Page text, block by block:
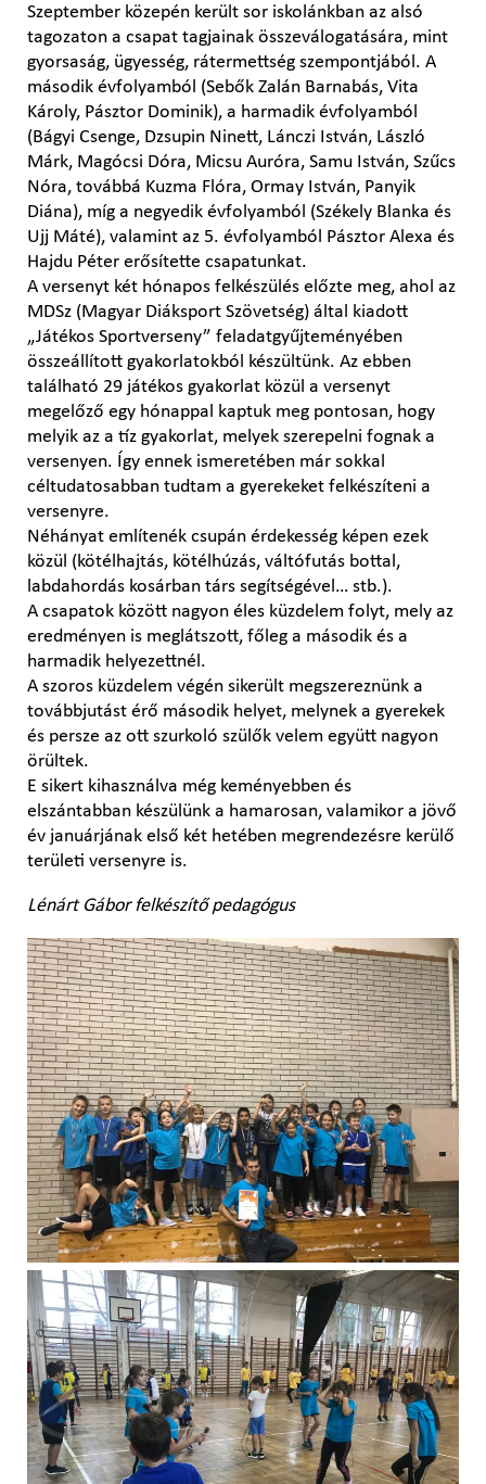
Szeptember közepén került sor iskolánkban az alsó
tagozaton a csapat tagjainak összeválogatására, mint
gyorsaság, ügyesség, rátermettség szempontjából. A
második évfolyamból (Sebők Zalán Barnabás, Vita
Károly, Pásztor Dominik), a harmadik évfolyamból
(Bágyi Csenge, Dzsupin Ninett, Lánczi István, László
Márk, Magócsi Dóra, Micsu Auróra, Samu István, Szűcs
Nóra, továbbá Kuzma Flóra, Ormay István, Panyik
Diána), míg a negyedik évfolyamból (Székely Blanka és
Ujj Máté), valamint az 5. évfolyamból Pásztor Alexa és
Hajdu Péter erősítette csapatunkat.
A versenyt két hónapos felkészülés előzte meg, ahol az
MDSz (Magyar Diáksport Szövetség) által kiadott
„Játékos Sportverseny” feladatgyűjteményében
összeállított gyakorlatokból készültünk. Az ebben
található 29 játékos gyakorlat közül a versenyt
megelőző egy hónappal kaptuk meg pontosan, hogy
melyik az a tíz gyakorlat, melyek szerepelni fognak a
versenyen. Így ennek ismeretében már sokkal
céltudatosabban tudtam a gyerekeket felkészíteni a
versenyre.
Néhányat említenék csupán érdekesség képen ezek
közül (kötélhajtás, kötélhúzás, váltófutás bottal,
labdahordás kosárban társ segítségével… stb.).
A csapatok között nagyon éles küzdelem folyt, mely az
eredményen is meglátszott, főleg a második és a
harmadik helyezettnél.
A szoros küzdelem végén sikerült megszereznünk a
továbbjutást érő második helyet, melynek a gyerekek
és persze az ott szurkoló szülők velem együtt nagyon
örültek.
E sikert kihasználva még keményebben és
elszántabban készülünk a hamarosan, valamikor a jövő
év januárjának első két hetében megrendezésre kerülő
területi versenyre is.
Lénárt Gábor felkészítő pedagógus